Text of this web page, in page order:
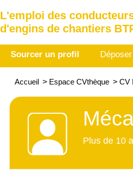
L'emploi des
d'engins de chantiers
Sourcer un profil
Accueil > Espace CVthèque > CV
Plus de 10